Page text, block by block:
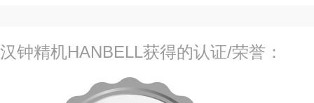
汉钟精机HANBELL获得的认证/荣誉：